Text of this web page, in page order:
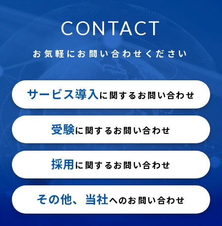
CONTACT
お気軽にお問い合わせください
サービス導入に関するお問い合わせ
受験に関するお問い合わせ
採用 に関するお問い合わせ
その他、当社へのお問い合わせ